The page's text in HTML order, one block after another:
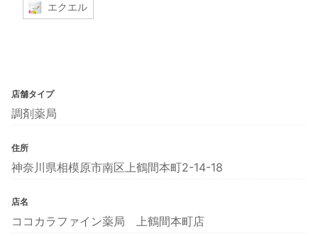
エクエル
店舗タイプ
調剤薬局
住所
神奈川県相模原市南区上鶴間本町2-14-18
店名
ココカラファイン薬局 上鶴間本町店